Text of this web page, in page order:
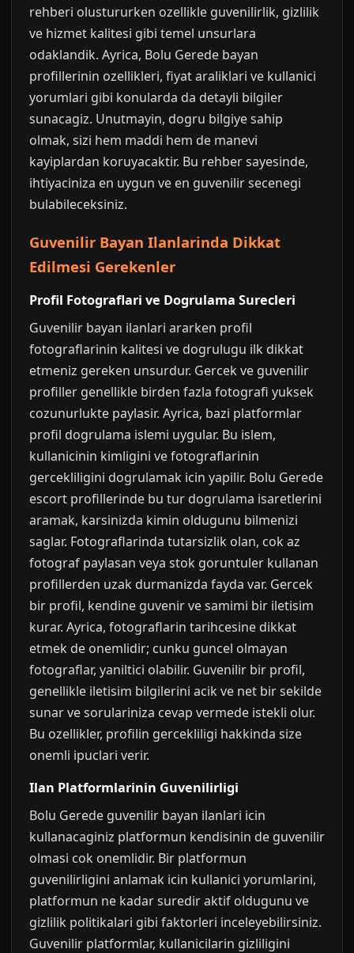
rehberi olustururken ozellikle guvenilirlik, gizlilik
ve hizmet kalitesi gibi temel unsurlara
odaklandik. Ayrica, Bolu Gerede bayan
profillerinin ozellikleri, fiyat araliklari ve kullanici
yorumlari gibi konularda da detayli bilgiler
sunacagiz. Unutmayin, dogru bilgiye sahip
olmak, sizi hem maddi hem de manevi
kayiplardan koruyacaktir. Bu rehber sayesinde,
ihtiyaciniza en uygun ve en guvenilir secenegi
bulabileceksiniz.
Guvenilir Bayan Ilanlarinda Dikkat
Edilmesi Gerekenler
Profil Fotograflari ve Dogrulama Surecleri
Guvenilir bayan ilanlari ararken profil
fotograflarinin kalitesi ve dogrulugu ilk dikkat
etmeniz gereken unsurdur. Gercek ve guvenilir
profiller genellikle birden fazla fotografi yuksek
cozunurlukte paylasir. Ayrica, bazi platformlar
profil dogrulama islemi uygular. Bu islem,
kullanicinin kimligini ve fotograflarinin
gercekliligini dogrulamak icin yapilir. Bolu Gerede
escort profillerinde bu tur dogrulama isaretlerini
aramak, karsinizda kimin oldugunu bilmenizi
saglar. Fotograflarinda tutarsizlik olan, cok az
fotograf paylasan veya stok goruntuler kullanan
profillerden uzak durmanizda fayda var. Gercek
bir profil, kendine guvenir ve samimi bir iletisim
kurar. Ayrica, fotograflarin tarihcesine dikkat
etmek de onemlidir; cunku guncel olmayan
fotograflar, yaniltici olabilir. Guvenilir bir profil,
genellikle iletisim bilgilerini acik ve net bir sekilde
sunar ve sorulariniza cevap vermede istekli olur.
Bu ozellikler, profilin gercekliligi hakkinda size
onemli ipuclari verir.
Ilan Platformlarinin Guvenilirligi
Bolu Gerede guvenilir bayan ilanlari icin
kullanacaginiz platformun kendisinin de guvenilir
olmasi cok onemlidir. Bir platformun
guvenilirligini anlamak icin kullanici yorumlarini,
platformun ne kadar suredir aktif oldugunu ve
gizlilik politikalari gibi faktorleri inceleyebilirsiniz.
Guvenilir platformlar, kullanicilarin gizliligini